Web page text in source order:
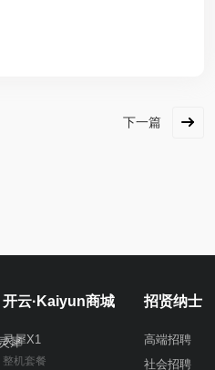
下一篇
犀
开云·Kaiyun商城
灵犀X1
整机套餐
招贤纳士
高端招聘
社会招聘